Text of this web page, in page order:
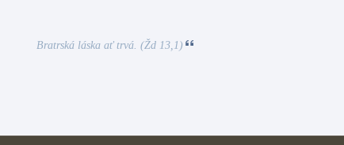
Bratrská láska ať trvá. (Žd 13,1)